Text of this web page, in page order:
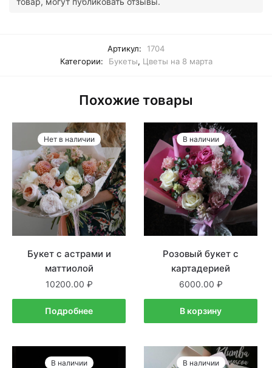
Артикул:
1704
Категории:
Букеты, Цветы на 8 марта
Похожие товары
Нет в наличии
Букет с астрами и
маттиолой
10200.00
Подробнее
В наличии
Розовый букет с
картадерией
6000.00
В корзину
В наличии В наличии